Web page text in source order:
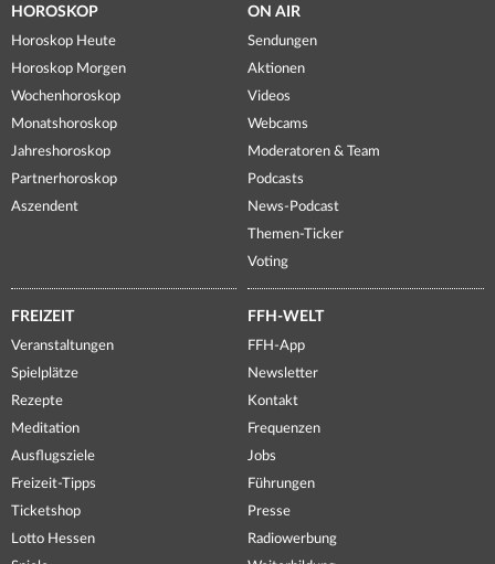
HOROSKOP
Horoskop Heute
Horoskop Morgen
Wochenhoroskop
Monatshoroskop
Jahreshoroskop
Partnerhoroskop
Aszendent
ON AIR
Sendungen
Aktionen
Videos
Webcams
Moderatoren & Team
Podcasts
News-Podcast
Themen-Ticker
Voting
FREIZEIT
Veranstaltungen
Spielplätze
Rezepte
Meditation
Ausflugsziele
Freizeit-Tipps
Ticketshop
Lotto Hessen
FFH-WELT
FFH-App
Newsletter
Kontakt
Frequenzen
Jobs
Führungen
Presse
Radiowerbung